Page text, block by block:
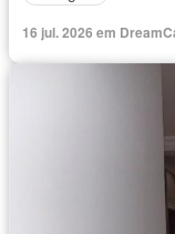
16 jul. 2026 em